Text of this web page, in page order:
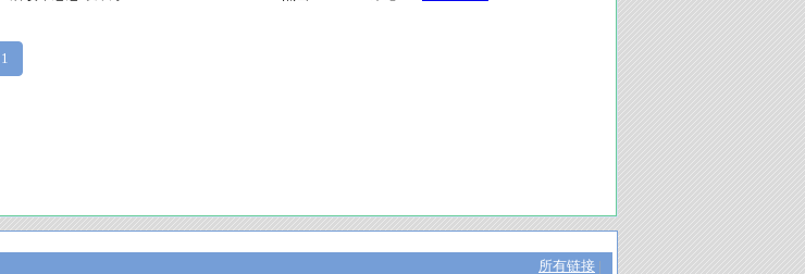
1
所有链接 |